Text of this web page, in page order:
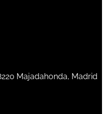
Majadahonda, Madrid